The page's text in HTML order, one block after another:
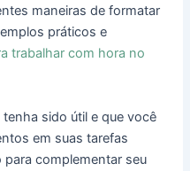
maneiras de formatar
práticos e
trabalhar com hora no
sido útil e que você
em suas tarefas
complementar seu